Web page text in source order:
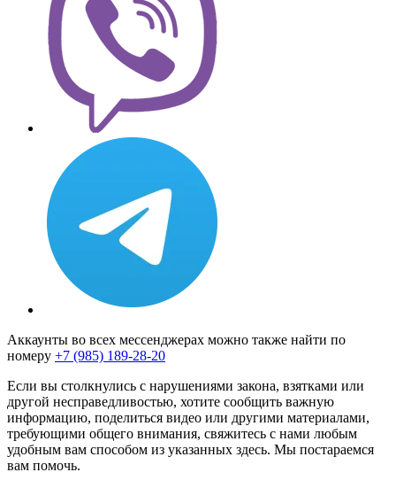
Аккаунты во всех мессенджерах можно также найти по
номеру +7 (985) 189-28-20
Если вы столкнулись с нарушениями закона, взятками или
другой несправедливостью, хотите сообщить важную
информацию, поделиться видео или другими материалами,
требующими общего внимания, свяжитесь с нами любым
удобным вам способом из указанных здесь. Мы постараемся
вам помочь.